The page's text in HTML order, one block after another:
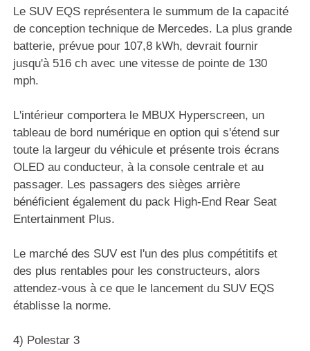
Le SUV EQS représentera le summum de la capacité
de conception technique de Mercedes. La plus grande
batterie, prévue pour 107,8 kWh, devrait fournir
jusqu'à 516 ch avec une vitesse de pointe de 130
mph.
L'intérieur comportera le MBUX Hyperscreen, un
tableau de bord numérique en option qui s'étend sur
toute la largeur du véhicule et présente trois écrans
OLED au conducteur, à la console centrale et au
passager. Les passagers des sièges arrière
bénéficient également du pack High-End Rear Seat
Entertainment Plus.
Le marché des SUV est l'un des plus compétitifs et
des plus rentables pour les constructeurs, alors
attendez-vous à ce que le lancement du SUV EQS
établisse la norme.
4) Polestar 3